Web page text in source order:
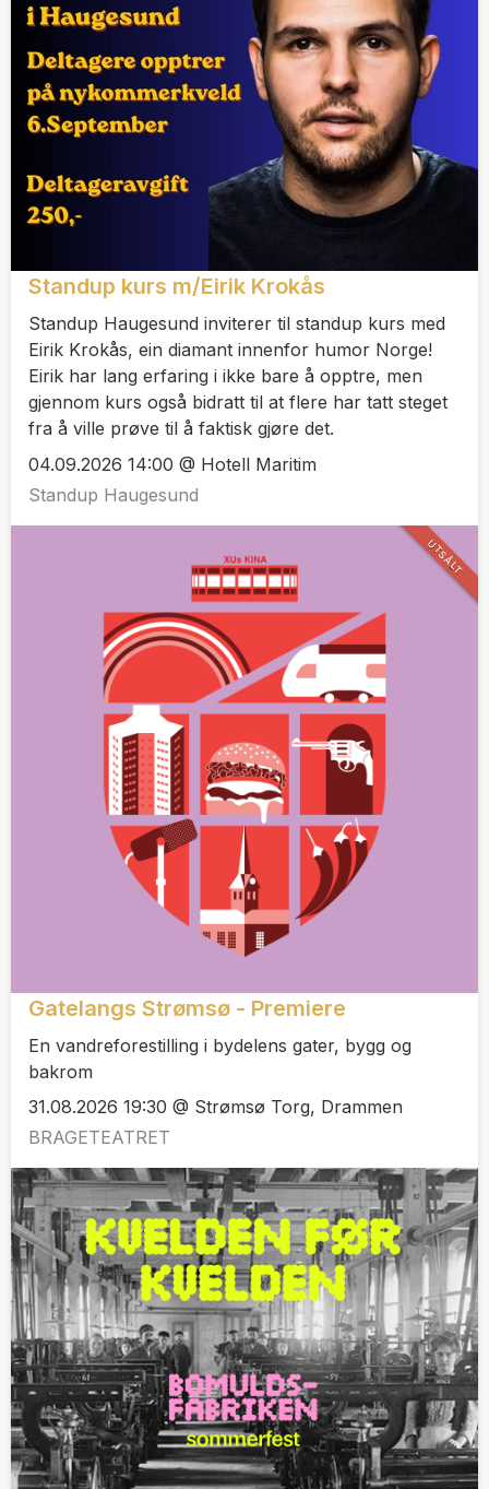
Standup kurs m/Eirik Krokås
Standup Haugesund inviterer til standup kurs med
Eirik Krokås, ein diamant innenfor humor Norge!
Eirik har lang erfaring i ikke bare å opptre, men
gjennom kurs også bidratt til at flere har tatt steget
fra å ville prøve til å faktisk gjøre det.
04.09.2026 14:00 @ Hotell Maritim
Standup Haugesund
Gatelangs Strømsø - Premiere
En vandreforestilling i bydelens gater, bygg og
bakrom
31.08.2026 19:30 @ Strømsø Torg, Drammen
BRAGETEATRET
UTSÅLT